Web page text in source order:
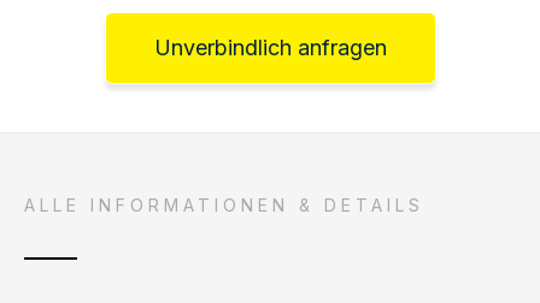
Unverbindlich anfragen
ALLE INFORMATIONEN & DETAILS